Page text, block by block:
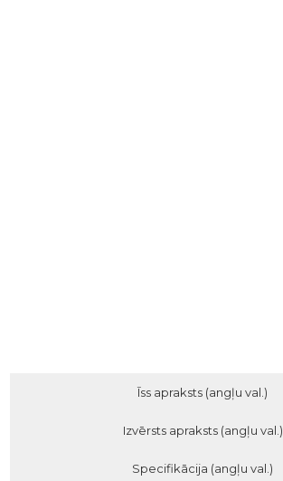
Īss apraksts (angļu val.)
Izvērsts apraksts (angļu val.)
Specifikācija (angļu val.)